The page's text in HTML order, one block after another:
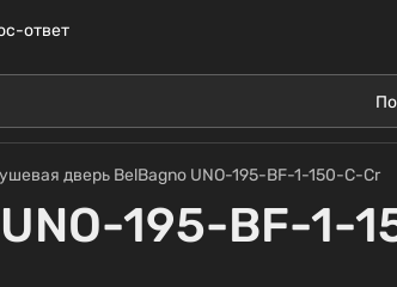
ответ
дверь BelBagno UNO-195-BF-1-150-C-Cr
195-BF-1-